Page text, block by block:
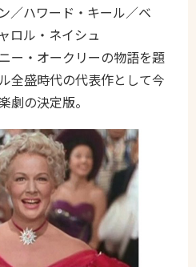
／ハワード・キール／ベ
ロル・ネイシュ
ー・オークリーの物語を題
全盛時代の代表作として今
劇の決定版。